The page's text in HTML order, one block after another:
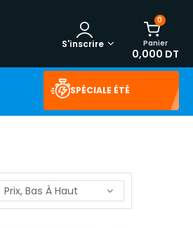
0
Panier
0,000 DT
S'inscrire
SPÉCIALE ÉTÉ
Prix, Bas À Haut